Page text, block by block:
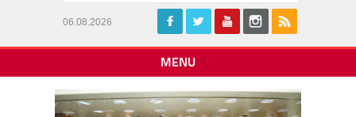
06.08.2026
MENU